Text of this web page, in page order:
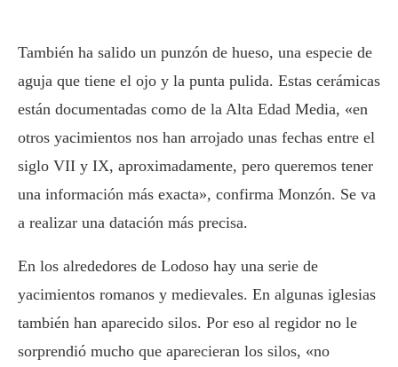
También ha salido un punzón de hueso, una especie de
aguja que tiene el ojo y la punta pulida. Estas cerámicas
están documentadas como de la Alta Edad Media, «en
otros yacimientos nos han arrojado unas fechas entre el
siglo VII y IX, aproximadamente, pero queremos tener
una información más exacta», confirma Monzón. Se va
a realizar una datación más precisa.
En los alrededores de Lodoso hay una serie de
yacimientos romanos y medievales. En algunas iglesias
también han aparecido silos. Por eso al regidor no le
sorprendió mucho que aparecieran los silos, «no